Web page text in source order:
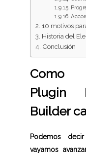
10 motivos
Historia del
Conclusión
Como
Plugin
Builder
Podemos
vayamos